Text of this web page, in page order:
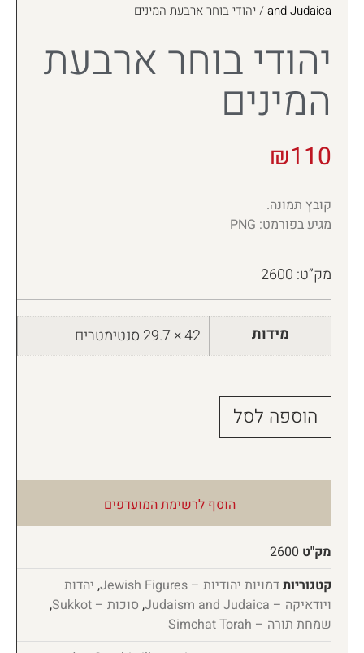
and Judaica/ יהודי בוחר ארבעת המינים
יהודי בוחר ארבעת
המינים
₪110
קובץ תמונה.
מגיע בפורמט: PNG
מק”ט: 2600
מידות 42 × 29.7 סנטימטרים
הוספה לסל
הוסף לרשימת המועדפים
מק"ט 2600
קטגוריותדמויות יהודיות – Jewish Figures , יהדות
ויודאיקה – Judaism and Judaica
, סוכות – Sukkot
,
שמחת תורה – Simchat Torah